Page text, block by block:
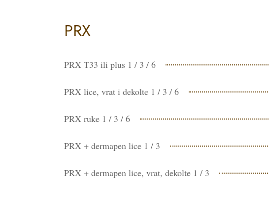
PRX
PRX T33 ili plus 1 / 3 / 6
PRX lice, vrat i dekolte 1 / 3 / 6
PRX ruke 1 / 3 / 6
PRX + dermapen lice 1 / 3
PRX + dermapen lice, vrat, dekolte 1 / 3